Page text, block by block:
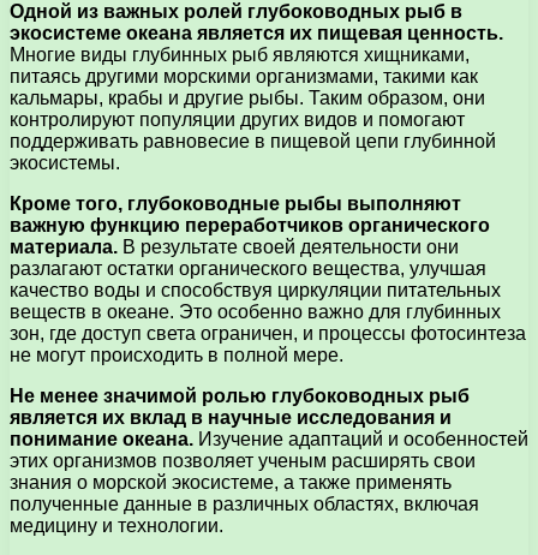
Одной из важных ролей глубоководных рыб в
экосистеме океана является их пищевая ценность.
Многие виды глубинных рыб являются хищниками,
питаясь другими морскими организмами, такими как
кальмары, крабы и другие рыбы. Таким образом, они
контролируют популяции других видов и помогают
поддерживать равновесие в пищевой цепи глубинной
экосистемы.
Кроме того, глубоководные рыбы выполняют
важную функцию переработчиков органического
материала. В результате своей деятельности они
разлагают остатки органического вещества, улучшая
качество воды и способствуя циркуляции питательных
веществ в океане. Это особенно важно для глубинных
зон, где доступ света ограничен, и процессы фотосинтеза
не могут происходить в полной мере.
Не менее значимой ролью глубоководных рыб
является их вклад в научные исследования и
понимание океана. Изучение адаптаций и особенностей
этих организмов позволяет ученым расширять свои
знания о морской экосистеме, а также применять
полученные данные в различных областях, включая
медицину и технологии.